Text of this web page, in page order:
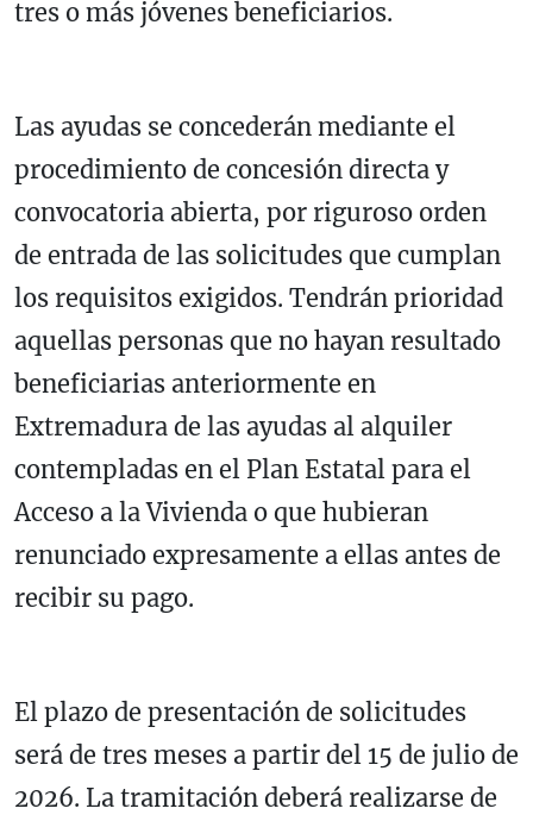
tres o más jóvenes beneficiarios.
Las ayudas se concederán mediante el
procedimiento de concesión directa y
convocatoria abierta, por riguroso orden
de entrada de las solicitudes que cumplan
los requisitos exigidos. Tendrán prioridad
aquellas personas que no hayan resultado
beneficiarias anteriormente en
Extremadura de las ayudas al alquiler
contempladas en el Plan Estatal para el
Acceso a la Vivienda o que hubieran
renunciado expresamente a ellas antes de
recibir su pago.
El plazo de presentación de solicitudes
será de tres meses a partir del 15 de julio de
2026. La tramitación deberá realizarse de